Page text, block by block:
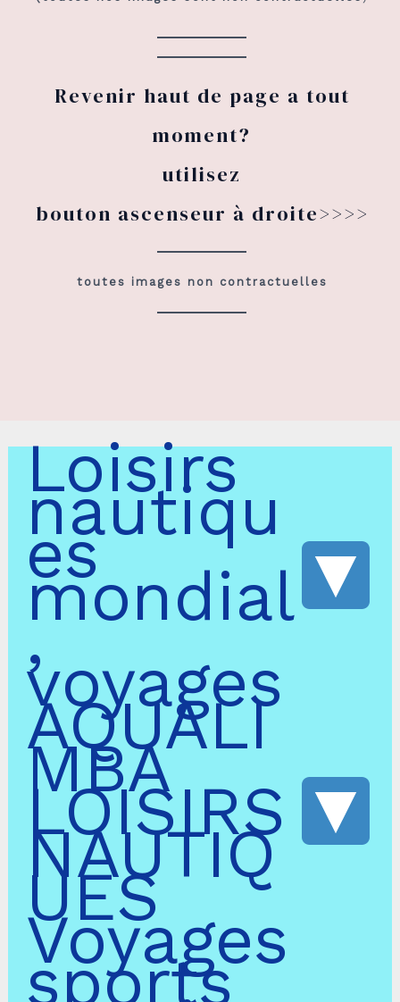
Revenir haut de page a tout
moment?
utilisez
bouton ascenseur à droite>>>>
toutes images non contractuelles
Loisirs
nautiqu
es
mondial
,
voyages
AQUALI
MBA
LOISIRS
NAUTIQ
UES
Voyages
sports